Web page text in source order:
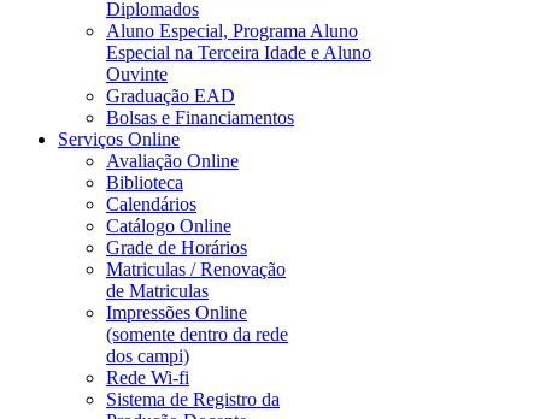
Diplomados
Aluno Especial, Programa Aluno
Especial na Terceira Idade e Aluno
Ouvinte
Graduação EAD
Bolsas e Financiamentos
Serviços Online
Avaliação Online
Biblioteca
Calendários
Catálogo Online
Grade de Horários
Matriculas / Renovação
de Matriculas
Impressões Online
(somente dentro da rede
dos campi)
Rede Wi-fi
Sistema de Registro da